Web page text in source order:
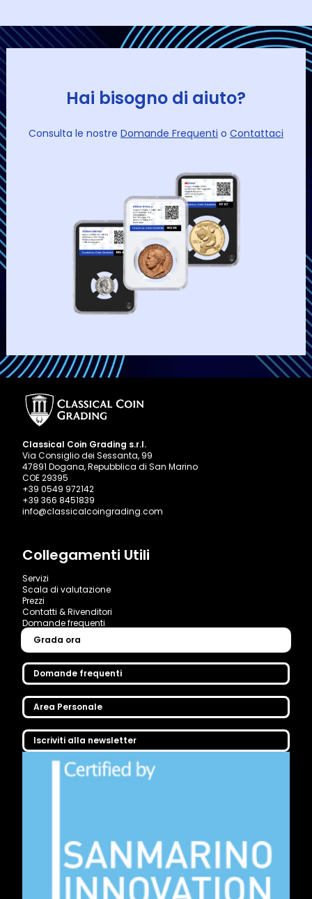
Hai bisogno di aiuto?
Consulta le nostre Domande Frequenti o Contattaci
Classical Coin Grading s.r.l.
Via Consiglio dei Sessanta, 99
47891 Dogana, Repubblica di San Marino
COE 29395
+39 0549 972142
+39 366 8451839
info@classicalcoingrading.com
Collegamenti Utili
Servizi
Scala di valutazione
Prezzi
Contatti & Rivenditori
Domande frequenti
Grada ora
Domande frequenti
Area Personale
Iscriviti alla newsletter